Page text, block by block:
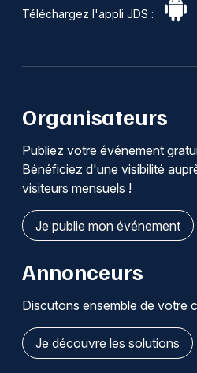
Téléchargez l'appli JDS :
Organisateurs
Publiez votre événement
Bénéficiez d'une visibilité
visiteurs mensuels !
Je publie mon événement
Annonceurs
Discutons ensemble de votre
Je découvre les solutions